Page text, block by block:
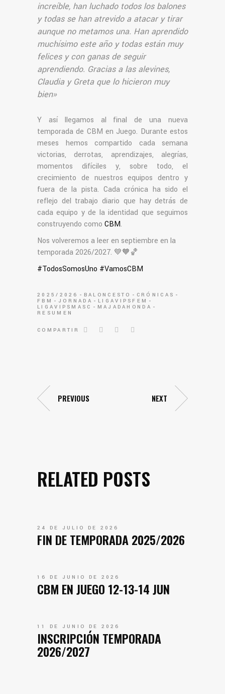
increíble, han luchado todos los balones
y todas se han atrevido a atacar y tirar
aunque no metamos una. Han aprendido
muchísimo este año y todas están muy
felices y con ganas de seguir
aprendiendo. Gracias a las alevines,
Claudia y Greta que lo hicieron muy
bien»
Y así llegamos al final de una nueva
temporada de CBM en Juego. Durante estos
meses hemos compartido cada semana
victorias, derrotas, aprendizajes, alegrías,
momentos difíciles y, sobre todo, el
crecimiento de nuestros equipos dentro y
fuera de la pista. Cada crónica ha sido el
reflejo del trabajo diario que hay detrás de
cada equipo y de la identidad que seguimos
construyendo como CBM.
Nos volveremos a leer en septiembre en la
temporada 2026/2027. 💙🧡🏀
#TodosSomosUno #VamosCBM
2025/2026 BALONCESTO
CRÓNICAS
FBM
JORNADA
LIGAVIPSFEM
LIGAVIPSMASC
MAJADAHONDA
RESUMEN
COMPARTIR
PREVIOUS NEXT
RELATED POSTS
24 DE JULIO DE 2026
FIN DE TEMPORADA 2025/2026
16 DE JUNIO DE 2026
CBM EN JUEGO 12-13-14 JUN
11 DE JUNIO DE 2026
INSCRIPCIÓN TEMPORADA
2026/2027